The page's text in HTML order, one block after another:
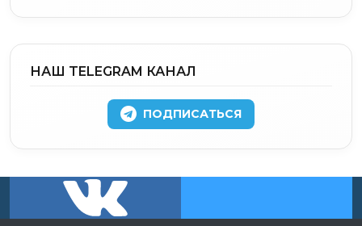
НАШ TELEGRAM КАНАЛ
ПОДПИСАТЬСЯ